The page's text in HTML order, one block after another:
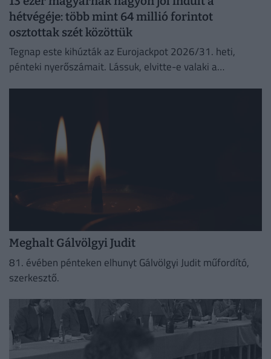
hétvégéje: több mint 64 millió forintot
osztottak szét közöttük
Tegnap este kihúzták az Eurojackpot 2026/31. heti,
pénteki nyerőszámait. Lássuk, elvitte-e valaki a
Meghalt Gálvölgyi Judit
81. évében pénteken elhunyt Gálvölgyi Judit műfordító,
szerkesztő.